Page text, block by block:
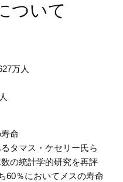
ついて
万人
命
タマス・ケセリー氏ら
の統計学的研究を再評
60％においてメスの寿命